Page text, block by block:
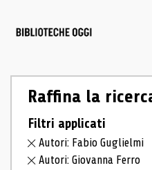
Raffina la
Filtri applicati
Autori: Fabio Guglielmi
Autori: Giovanna Ferro